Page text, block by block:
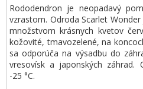
Rododendron je neopadavý
vzrastom. Odroda Scarlet
množstvom krásnych kvetov
kožovité, tmavozelené, na
sa odporúča na výsadbu do
vresovísk a japonských záhrad.
-25 °C.